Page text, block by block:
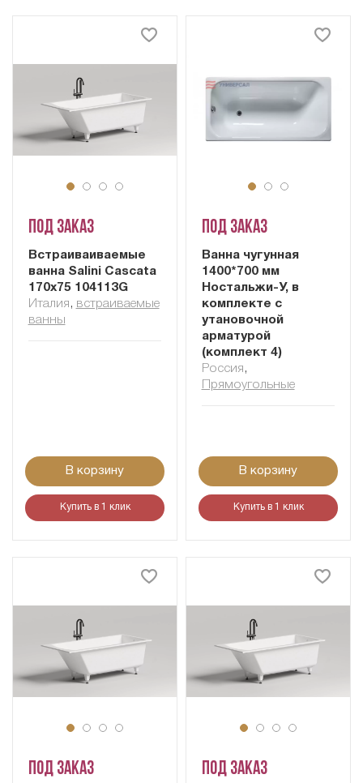
Под заказ
Встраиваиваемые
ванна Salini Cascata
170x75 104113G
Италия , встраиваемые
ванны
В корзину
Купить в 1 клик
Под заказ
Ванна чугунная
1400*700 мм
Ностальжи-У, в
комплекте с
утановочной
арматурой
(комплект 4)
Россия ,
Прямоугольные
В корзину
Купить в 1 клик
Под заказ Под заказ